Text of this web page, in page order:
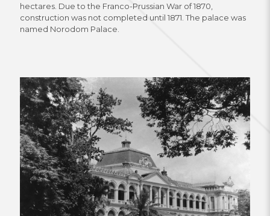
hectares. Due to the Franco-Prussian War of 1870,
construction was not completed until 1871. The palace was
named Norodom Palace.